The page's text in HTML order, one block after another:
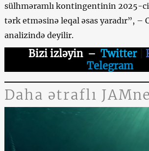
sülhməramlı kontingentinin 2025-ci
tərk etməsinə leqal əsas yaradır”, –
analizində deyilir.
Bizi izləyin– Twitter|
Telegram
Daha ətraflı